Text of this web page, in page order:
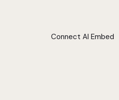
Connect AI Embed